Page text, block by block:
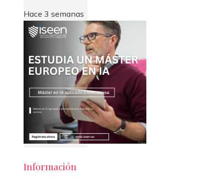
Hace 3 semanas
Información